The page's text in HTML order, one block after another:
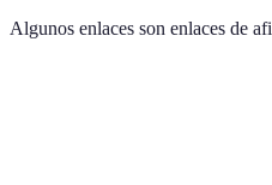
Algunos enlaces son enlaces de